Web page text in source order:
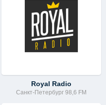
Royal Radio
Санкт-Петербург 98,6 FM